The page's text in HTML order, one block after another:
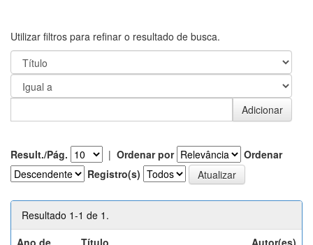
Utilizar filtros para refinar o resultado de busca.
Result./Pág. | Ordenar por
Ordenar
Registro(s)
Resultado 1-1 de 1.
Ano de
Título Autor(es)